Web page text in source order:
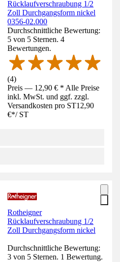
Rücklaufverschraubung 1/2
Zoll Durchgangsform nickel
0356-02.000
Durchschnittliche Bewertung:
5 von 5 Sternen. 4
Bewertungen.
(4)
Preis — 12,90 € * Alle Preise
inkl. MwSt. und ggf. zzgl.
Versandkosten pro ST12,90
€*/ ST
Rotheigner
Rücklaufverschraubung 1/2
Zoll Durchgangsform nickel
Durchschnittliche Bewertung:
3 von 5 Sternen. 1 Bewertung.